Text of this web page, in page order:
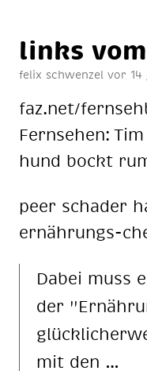
links
felix schwenzel vor 14
faz.net/
Fern­se­hen:
hund bockt
peer scha­der
er­näh­rungs-
Da­bei muss
der
mit den …